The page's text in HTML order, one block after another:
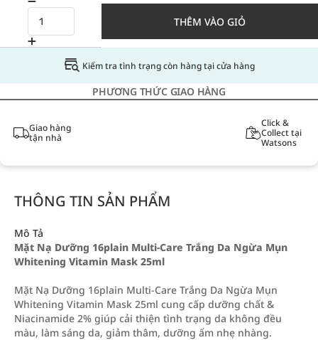
THÊM VÀO GIỎ
Kiểm tra tình trạng còn hàng tại cửa hàng
PHƯƠNG THỨC GIAO HÀNG
Giao hàng
tận nhà
Click &
Collect tại
Watsons
THÔNG TIN SẢN PHẨM
Mô Tả
Mặt Nạ Dưỡng 16plain Multi-Care Trắng Da Ngừa Mụn
Whitening Vitamin Mask 25ml
Mặt Nạ Dưỡng 16plain Multi-Care Trắng Da Ngừa Mụn
Whitening Vitamin Mask 25ml cung cấp dưỡng chất &
Niacinamide 2% giúp cải thiện tình trạng da không đều
màu, làm sáng da, giảm thâm, dưỡng ẩm nhẹ nhàng.